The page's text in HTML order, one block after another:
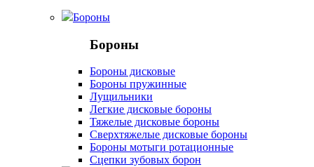
Бороны
Бороны
Бороны дисковые
Бороны пружинные
Лущильники
Легкие дисковые бороны
Тяжелые дисковые бороны
Сверхтяжелые дисковые бороны
Бороны мотыги ротационные
Сцепки зубовых борон